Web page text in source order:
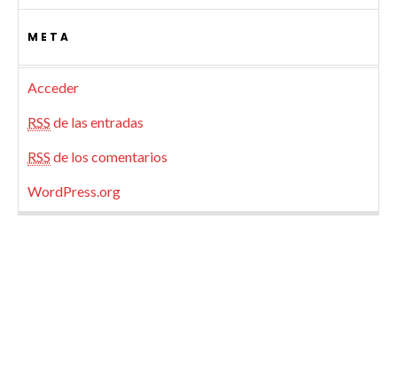
META
Acceder
RSS de las entradas
RSS de los comentarios
WordPress.org